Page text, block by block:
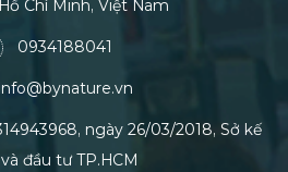
Chí Minh, Việt Nam
0934188041
info@bynature.vn
ngày 26/03/2018, Sở kế
đầu tư TP.HCM